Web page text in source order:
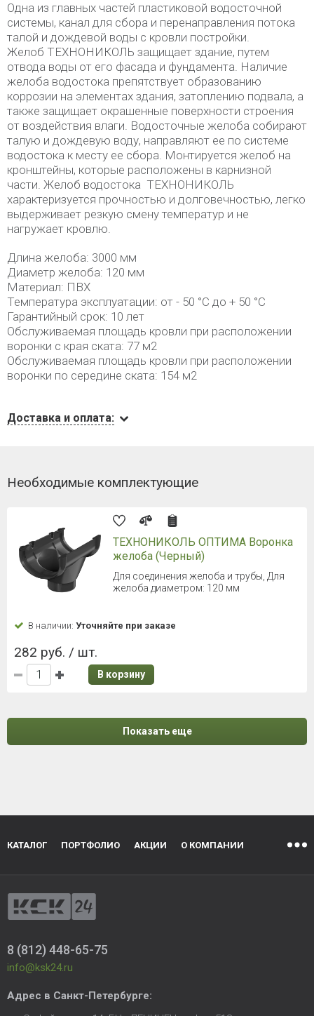
Одна из главных частей пластиковой водосточной
системы, канал для сбора и перенаправления потока
талой и дождевой воды с кровли постройки.
Желоб ТЕХНОНИКОЛЬ защищает здание, путем
отвода воды от его фасада и фундамента. Наличие
желоба водостока препятствует образованию
коррозии на элементах здания, затоплению подвала, а
также защищает окрашенные поверхности строения
от воздействия влаги. Водосточные желоба собирают
талую и дождевую воду, направляют ее по системе
водостока к месту ее сбора. Монтируется желоб на
кронштейны, которые расположены в карнизной
части. Желоб водостока ТЕХНОНИКОЛЬ
характеризуется прочностью и долговечностью, легко
выдерживает резкую смену температур и не
нагружает кровлю.
Длина желоба: 3000 мм
Диаметр желоба: 120 мм
Материал: ПВХ
Температура эксплуатации: от - 50 °C до + 50 °C
Гарантийный срок: 10 лет
Обслуживаемая площадь кровли при расположении
воронки с края ската: 77 м2
Обслуживаемая площадь кровли при расположении
воронки по середине ската: 154 м2
Доставка и оплата:
Необходимые комплектующие
ТЕХНОНИКОЛЬ ОПТИМА Воронка
желоба (Черный)
Для соединения желоба и трубы, Для
желоба диаметром: 120 мм
В наличии: Уточняйте при заказе
282 руб. / шт.
В корзину
Показать еще
КАТАЛОГ ПОРТФОЛИО АКЦИИ О КОМПАНИИ
8 (812) 448-65-75
info@ksk24.ru
Адрес в Санкт-Петербурге: